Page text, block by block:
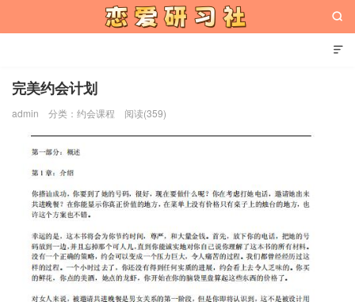


完美约会计划
admin 分类： 约会课程 阅读(359)